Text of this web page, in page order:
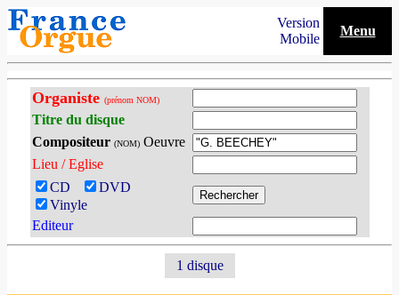
Version
Mobile
Menu
Organiste (prénom NOM)
Titre du disque
Compositeur (NOM)Oeuvre
Lieu / Eglise
CD
DVD
Vinyle
Editeur
1 disque